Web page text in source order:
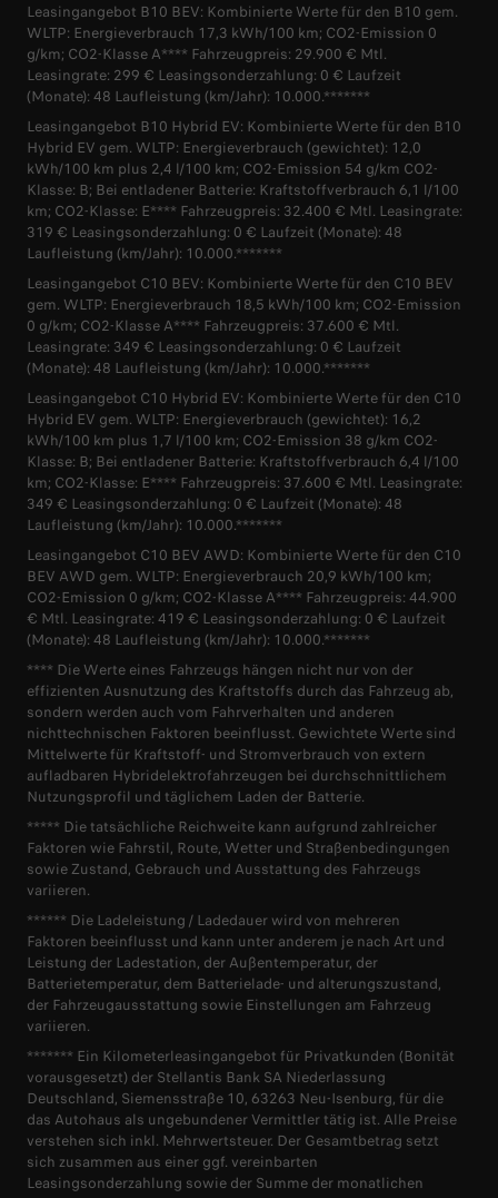
Leasingangebot B10 BEV: Kombinierte Werte für den B10 gem.
WLTP: Energieverbrauch 17,3 kWh/100 km; CO2-Emission 0
g/km; CO2-Klasse A**** Fahrzeugpreis: 29.900 € Mtl.
Leasingrate: 299 € Leasingsonderzahlung: 0 € Laufzeit
(Monate): 48 Laufleistung (km/Jahr): 10.000.*******
Leasingangebot B10 Hybrid EV: Kombinierte Werte für den B10
Hybrid EV gem. WLTP: Energieverbrauch (gewichtet): 12,0
kWh/100 km plus 2,4 l/100 km; CO2-Emission 54 g/km CO2-
Klasse: B; Bei entladener Batterie: Kraftstoffverbrauch 6,1 l/100
km; CO2-Klasse: E**** Fahrzeugpreis: 32.400 € Mtl. Leasingrate:
319 € Leasingsonderzahlung: 0 € Laufzeit (Monate): 48
Laufleistung (km/Jahr): 10.000.*******
Leasingangebot C10 BEV: Kombinierte Werte für den C10 BEV
gem. WLTP: Energieverbrauch 18,5 kWh/100 km; CO2-Emission
0 g/km; CO2-Klasse A**** Fahrzeugpreis: 37.600 € Mtl.
Leasingrate: 349 € Leasingsonderzahlung: 0 € Laufzeit
(Monate): 48 Laufleistung (km/Jahr): 10.000.*******
Leasingangebot C10 Hybrid EV: Kombinierte Werte für den C10
Hybrid EV gem. WLTP: Energieverbrauch (gewichtet): 16,2
kWh/100 km plus 1,7 l/100 km; CO2-Emission 38 g/km CO2-
Klasse: B; Bei entladener Batterie: Kraftstoffverbrauch 6,4 l/100
km; CO2-Klasse: E**** Fahrzeugpreis: 37.600 € Mtl. Leasingrate:
349 € Leasingsonderzahlung: 0 € Laufzeit (Monate): 48
Laufleistung (km/Jahr): 10.000.*******
Leasingangebot C10 BEV AWD: Kombinierte Werte für den C10
BEV AWD gem. WLTP: Energieverbrauch 20,9 kWh/100 km;
CO2-Emission 0 g/km; CO2-Klasse A**** Fahrzeugpreis: 44.900
€ Mtl. Leasingrate: 419 € Leasingsonderzahlung: 0 € Laufzeit
(Monate): 48 Laufleistung (km/Jahr): 10.000.*******
**** Die Werte eines Fahrzeugs hängen nicht nur von der
effizienten Ausnutzung des Kraftstoffs durch das Fahrzeug ab,
sondern werden auch vom Fahrverhalten und anderen
nichttechnischen Faktoren beeinflusst. Gewichtete Werte sind
Mittelwerte für Kraftstoff- und Stromverbrauch von extern
aufladbaren Hybridelektrofahrzeugen bei durchschnittlichem
Nutzungsprofil und täglichem Laden der Batterie.
***** Die tatsächliche Reichweite kann aufgrund zahlreicher
Faktoren wie Fahrstil, Route, Wetter und Straßenbedingungen
sowie Zustand, Gebrauch und Ausstattung des Fahrzeugs
variieren.
****** Die Ladeleistung / Ladedauer wird von mehreren
Faktoren beeinflusst und kann unter anderem je nach Art und
Leistung der Ladestation, der Außentemperatur, der
Batterietemperatur, dem Batterielade- und alterungszustand,
der Fahrzeugausstattung sowie Einstellungen am Fahrzeug
variieren.
******* Ein Kilometerleasingangebot für Privatkunden (Bonität
vorausgesetzt) der Stellantis Bank SA Niederlassung
Deutschland, Siemensstraße 10, 63263 Neu-Isenburg, für die
das Autohaus als ungebundener Vermittler tätig ist. Alle Preise
verstehen sich inkl. Mehrwertsteuer. Der Gesamtbetrag setzt
sich zusammen aus einer ggf. vereinbarten
Leasingsonderzahlung sowie der Summe der monatlichen